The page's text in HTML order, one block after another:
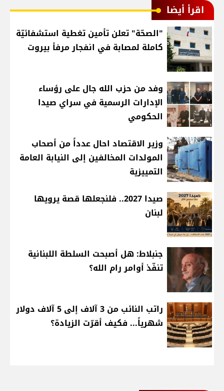
اقرأ أيضا
"الصحّة" تعلن تأمين تغطية استشفائيّة
كاملة لمصابة في انفجار مرفأ بيروت
وفد من حزب الله جال على رؤساء
الإدارات الرسمية في سراي صيدا
الحكومي
وزير الاقتصاد احال عدداً من أصحاب
المولدات المخالفين إلى النيابة العامة
التمييزية
صيدا 2027.. فلنجعلها قصة يرويها
لبنان
جنبلاط: هل أصبحت السلطة اللبنانية
تنفّذ أوامر رام الله؟
راتب النائب من 3 آلاف إلى 5 آلاف دولار
شهرياً... فكيف أقرّت الزيادة؟